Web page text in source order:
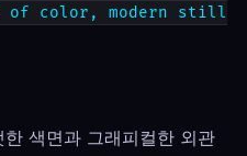
of color, modern still
색면과 그래피컬한 외관